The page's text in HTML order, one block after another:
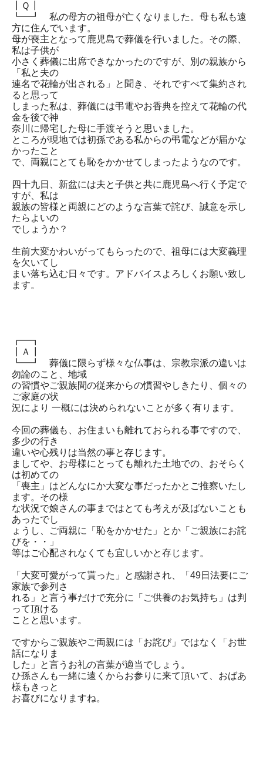
┃Ｑ┃
┗━┛ 私の母方の祖母が亡くなりました。母も私も遠
方に住んでいます。
母が喪主となって鹿児島で葬儀を行いました。その際、
私は子供が
小さく葬儀に出席できなかったのですが、別の親族から
「私と夫の
連名で花輪が出される」と聞き、それですべて集約され
ると思って
しまった私は、葬儀には弔電やお香典を控えて花輪の代
金を後で神
奈川に帰宅した母に手渡そうと思いました。
ところが現地では初孫である私からの弔電などが届かな
かったこと
で、両親にとても恥をかかせてしまったようなのです。
四十九日、新盆には夫と子供と共に鹿児島へ行く予定で
すが、私は
親族の皆様と両親にどのような言葉で詫び、誠意を示し
たらよいの
でしょうか？
生前大変かわいがってもらったので、祖母には大変義理
を欠いてし
まい落ち込む日々です。アドバイスよろしくお願い致し
ます。
┏━┓
┃Ａ┃
┗━┛ 葬儀に限らず様々な仏事は、宗教宗派の違いは
勿論のこと、地域
の習慣やご親族間の従来からの慣習やしきたり、個々の
ご家庭の状
況により 一概には決められないことが多く有ります。
今回の葬儀も、お住まいも離れておられる事ですので、
多少の行き
違いや心残りは当然の事と存じます。
ましてや、お母様にとっても離れた土地での、おそらく
は初めての
「喪主」はどんなにか大変な事だったかとご推察いたし
ます。その様
な状況で娘さんの事まではとても考えが及ばないことも
あったでし
ょうし、ご両親に「恥をかかせた」とか「ご親族にお詫
びを・・」
等はご心配されなくても宜しいかと存じます。
「大変可愛がって貰った」と感謝され、「49日法要にご
家族で参列さ
れる」と言う事だけで充分に「ご供養のお気持ち」は判
って頂ける
ことと思います。
ですからご親族やご両親には「お詫び」ではなく「お世
話になりま
した」と言うお礼の言葉が適当でしょう。
ひ孫さんも一緒に遠くからお参りに来て頂いて、おばあ
様もきっと
お喜びになりますね。